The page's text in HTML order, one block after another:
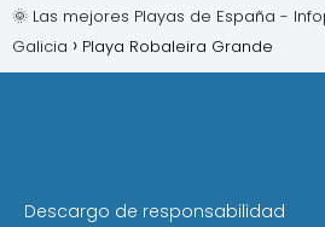
🌞 Las mejores Playas de España -
Galicia
Playa Robaleira Grande
Descargo de responsabilidad